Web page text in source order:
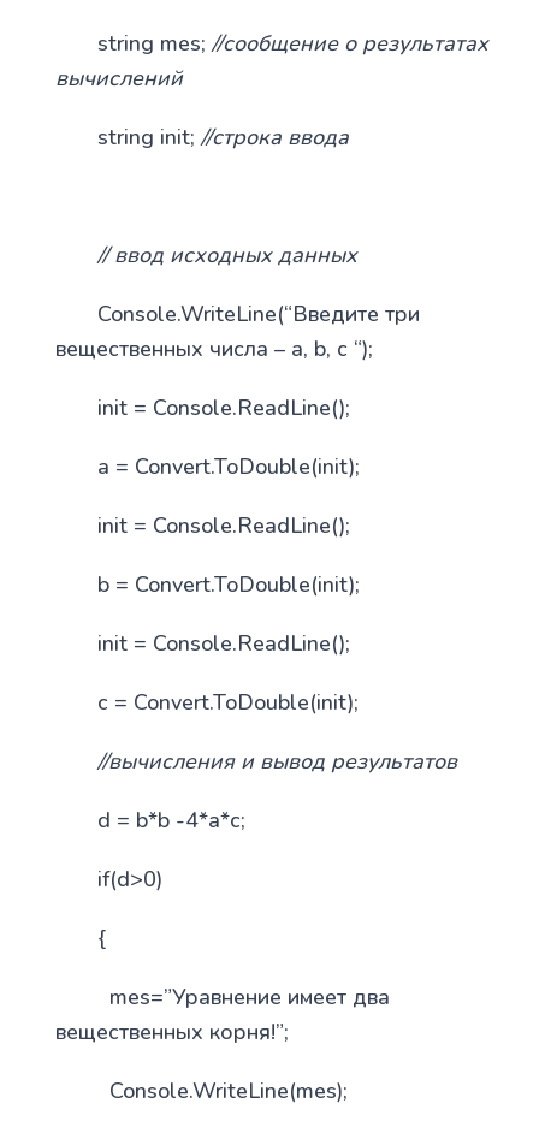
string mes;//сообщение о результатах
вычислений
string init;//строка ввода
// ввод исходных данных
Console.WriteLine(“Введите три
вещественных числа – a, b, c “);
init = Console.ReadLine();
a = Convert.ToDouble(init);
init = Console.ReadLine();
b = Convert.ToDouble(init);
init = Console.ReadLine();
c = Convert.ToDouble(init);
//вычисления и вывод результатов
d = b*b -4*a*c;
if(d>0)
{
mes=”Уравнение имеет два
вещественных корня!”;
Console.WriteLine(mes);